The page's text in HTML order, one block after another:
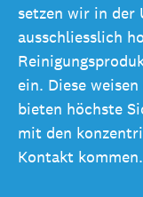
setzen wir in der
ausschliesslich
ein. Diese
bieten höchste
mit den
Kontakt kommen.